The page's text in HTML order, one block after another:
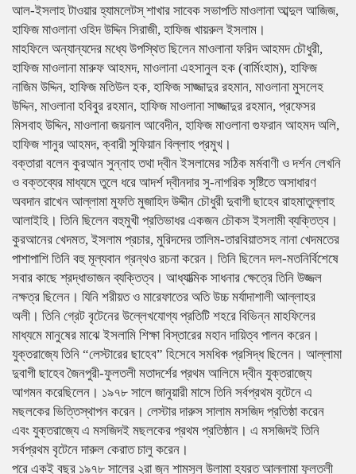
আল-ইসলাহ টাওয়ার হ্যামলেটস্ শাখার সাবেক সভাপতি মাওলানা আব্দুল আজিজ,
হাফিজ মাওলানা ওহিদ উদ্দিন সিরাজী, হাফিজ খায়রুল ইসলাম।
মাহফিলে অন্যান্যদের মধ্যে উপস্থিত ছিলেন মাওলানা ফরিদ আহমদ চৌধুরী,
হাফিজ মাওলানা মারুফ আহমদ, মাওলানা এহসানুল হক (বার্মিংহাম), হাফিজ
নাজিম উদ্দিন, হাফিজ মতিউল হক, হাফিজ সাজ্জাদুর রহমান, মাওলানা মুসলেহ
উদ্দিন, মাওলানা হবিবুর রহমান, হাফিজ মাওলানা সাজ্জাদুর রহমান, প্রফেসর
মিসবাহ উদ্দিন, মাওলানা জয়নাল আবেদীন, হাফিজ মাওলানা গুফরান আহমদ অলি,
হাফিজ শানুর আহমদ, ক্বারী সুফিয়ান বিল্লাহ প্রমুখ।
বক্তারা বলেন কুরআন সুন্নাহ তথা দ্বীন ইসলামের সঠিক মর্মবাণী ও দর্শন লেখনি
ও বক্তব্যের মাধ্যমে তুলে ধরে আদর্শ দ্বীনদার সু-নাগরিক সৃষ্টিতে অসাধারণ
অবদান রাখেন আল্লামা মুফতি মুজাহিদ উদ্দীন চৌধুরী দুবাগী ছাহেব রাহমাতুল্লাহ
আলাইহি। তিনি ছিলেন বহুমুখী প্রতিভাধর একজন চৌকস ইসলামী ব্যক্তিত্ব।
কুরআনের খেদমত, ইসলাম প্রচার, মুরিদদের তালিম-তারবিয়াতসহ নানা খেদমতের
পাশাপাশি তিনি বহু মূল্যবান গ্রন্থও রচনা করেন। তিনি ছিলেন দল-মতনির্বিশেষে
সবার কাছে শ্রদ্ধাভাজন ব্যক্তিত্ব। আধ্যাত্মিক সাধনার ক্ষেত্রে তিনি উজ্জল
নক্ষত্র ছিলেন। যিনি শরীয়ত ও মারেফাতের অতি উচ্চ মর্যাদাশালী আল্লাহর
অলী। তিনি গ্রেট বৃটেনের উল্লেখযোগ্য প্রতিটি শহরে বিভিন্ন মাহফিলের
মাধ্যমে মানুষের মাঝে ইসলামি শিক্ষা বিস্তারের মহান দায়িত্ব পালন করেন।
যুক্তরাজ্যে তিনি “লেস্টারের ছাহেব” হিসেবে সমধিক প্রসিদ্ধ ছিলেন। আল্লামা
দুবাগী ছাহেব জৈনপুরী-ফুলতলী মতাদর্শের প্রথম আলিমে দ্বীন যুক্তরাজ্যে
আগমন করেছিলেন। ১৯৭৮ সালে জানুয়ারী মাসে তিনি সর্বপ্রথম বৃটেনে এ
মছলকের ভিত্তিস্থাপন করেন। লেস্টার দারুস সালাম মসজিদ প্রতিষ্ঠা করেন
এবং যুক্তরাজ্যে এ মসজিদই মছলকের প্রথম প্রতিষ্ঠান। এ মসজিদই তিনি
সর্বপ্রথম বৃটেনে দারুল কেরাত চালু করেন।
পরে একই বছর ১৯৭৮ সালের ২রা জুন শামসুল উলামা হযরত আল্লামা ফুলতলী